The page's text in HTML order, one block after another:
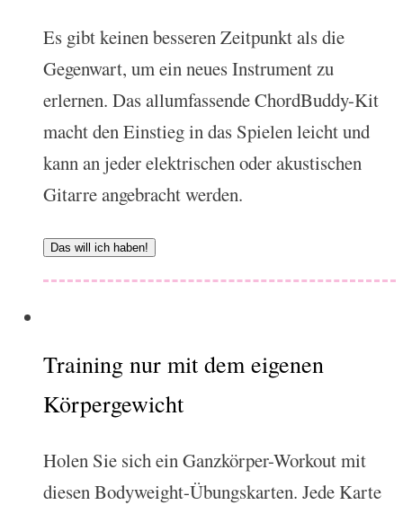
Es gibt keinen besseren Zeitpunkt als die
Gegenwart, um ein neues Instrument zu
erlernen. Das allumfassende ChordBuddy-Kit
macht den Einstieg in das Spielen leicht und
kann an jeder elektrischen oder akustischen
Gitarre angebracht werden.
Das will ich haben!
Training nur mit dem eigenen
Körpergewicht
Holen Sie sich ein Ganzkörper-Workout mit
diesen Bodyweight-Übungskarten. Jede Karte